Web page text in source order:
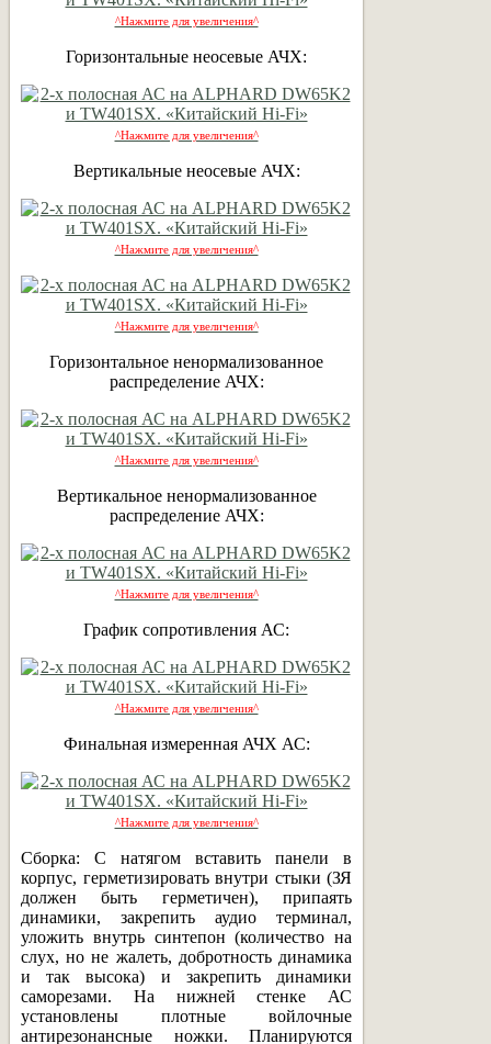
^Нажмите для увеличения^
Горизонтальные неосевые АЧХ:
^Нажмите для увеличения^
Вертикальные неосевые АЧХ:
^Нажмите для увеличения^
^Нажмите для увеличения^
Горизонтальное ненормализованное
распределение АЧХ:
^Нажмите для увеличения^
Вертикальное ненормализованное
распределение АЧХ:
^Нажмите для увеличения^
График сопротивления АС:
^Нажмите для увеличения^
Финальная измеренная АЧХ АС:
^Нажмите для увеличения^
Сборка: С натягом вставить панели в
корпус, герметизировать внутри стыки (ЗЯ
должен быть герметичен), припаять
динамики, закрепить аудио терминал,
уложить внутрь синтепон (количество на
слух, но не жалеть, добротность динамика
и так высока) и закрепить динамики
саморезами. На нижней стенке АС
установлены плотные войлочные
антирезонансные ножки. Планируются